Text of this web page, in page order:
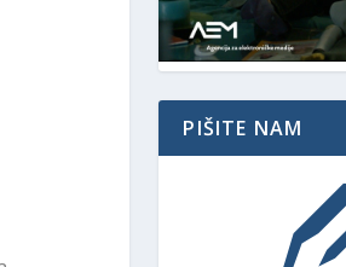
PIŠITE NAM